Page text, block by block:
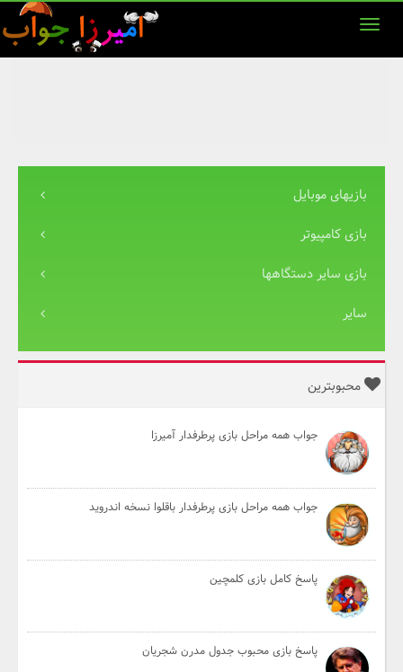
بازیهای موبایل
بازی کامپیوتر
بازی سایر دستگاهها
سایر
محبوبترین
جواب همه مراحل بازی پرطرفدار آمیرزا
جواب همه مراحل بازی پرطرفدار باقلوا نسخه اندروید
پاسخ کامل بازی کلمچین
پاسخ بازی محبوب جدول مدرن شجریان